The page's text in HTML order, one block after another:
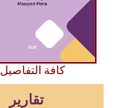
كافة التفاصيل
تقارير